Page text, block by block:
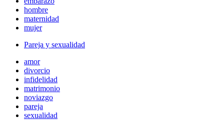
hombre
maternidad
mujer
Pareja y sexualidad
amor
divorcio
infidelidad
matrimonio
noviazgo
pareja
sexualidad